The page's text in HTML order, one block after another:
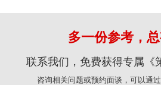
多一份参考，
联系我们，免费获得专属《
咨询相关问题或预约面谈，可以通